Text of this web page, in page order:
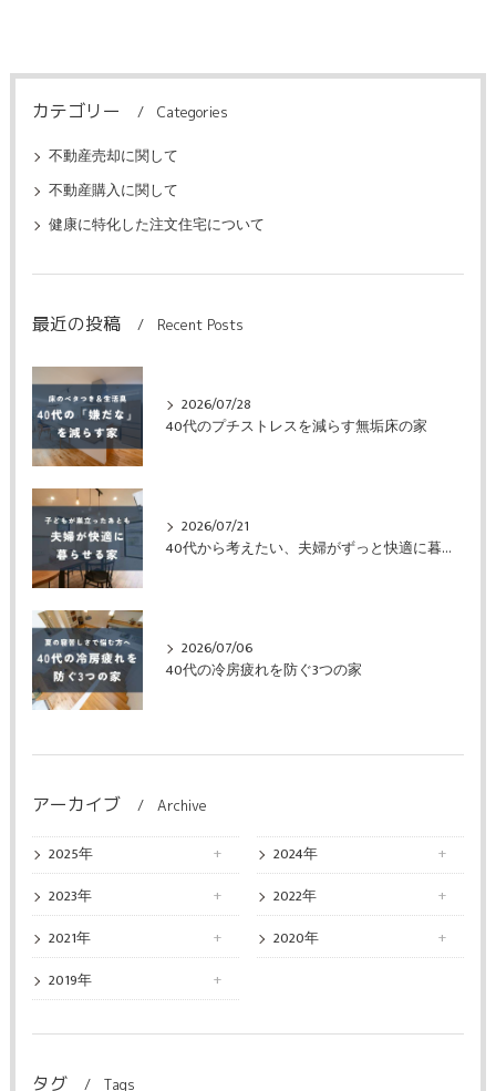
カテゴリー Categories
不動産売却に関して
不動産購入に関して
健康に特化した注文住宅について
最近の投稿 Recent Posts
2026/07/28
40代のプチストレスを減らす無垢床の家
2026/07/21
40代から考えたい、夫婦がずっと快適に暮らせる家
2026/07/06
40代の冷房疲れを防ぐ3つの家
アーカイブ Archive
2025年
2024年
2023年
2022年
2021年
2020年
2019年
タグ Tags